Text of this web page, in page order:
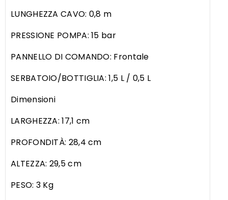
LUNGHEZZA CAVO: 0,8 m
PRESSIONE POMPA: 15 bar
PANNELLO DI COMANDO: Frontale
SERBATOIO/BOTTIGLIA: 1,5 L / 0,5 L
Dimensioni
LARGHEZZA: 17,1 cm
PROFONDITÀ: 28,4 cm
ALTEZZA: 29,5 cm
PESO: 3 Kg